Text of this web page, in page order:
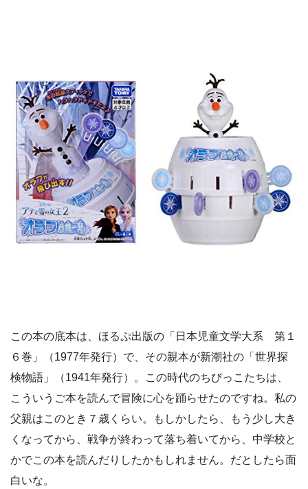
この本の底本は、ほるぷ出版の「日本児童文学大系 第１
６巻」（1977年発行）で、その親本が新潮社の「世界探
検物語」（1941年発行）。この時代のちびっこたちは、
こういうご本を読んで冒険に心を踊らせたのですね。私の
父親はこのとき７歳くらい。もしかしたら、もう少し大き
くなってから、戦争が終わって落ち着いてから、中学校と
かでこの本を読んだりしたかもしれません。だとしたら面
白いな。